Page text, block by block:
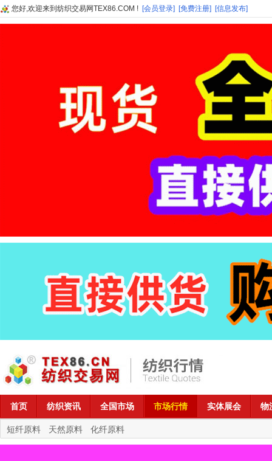
您好,欢迎来到纺织交易网TEX86.COM ! [会员登录] [免费注册] [信息发布]
首页 纺织资讯 全国市场 市场行情 实体展会 物
短纤原料 天然原料 化纤原料